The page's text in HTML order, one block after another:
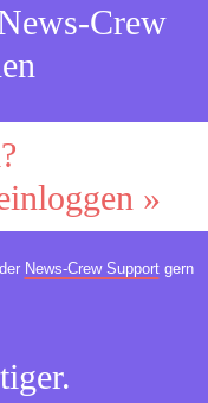
Crew
»
News-Crew Supportgern